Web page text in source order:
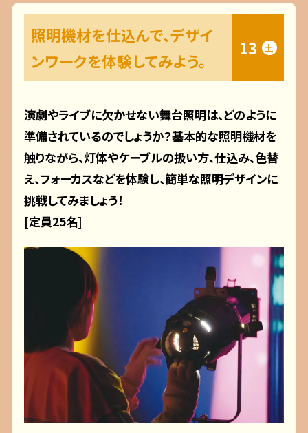
照明機材を仕込んで、デザイ
ンワークを体験してみよう。
13 土
演劇やライブに欠かせない舞台照明は、どのように
準備されているのでしょうか？基本的な照明機材を
触りながら、灯体やケーブルの扱い方、仕込み、色替
え、フォーカスなどを体験し、簡単な照明デザインに
挑戦してみましょう！
[定員25名]